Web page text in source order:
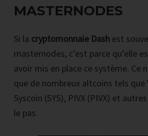
MASTERNODES
Si la cryptomonnaie Dash est
masternodes, c’est parce qu’elle
avoir mis en place ce système. Ce
que de nombreux altcoins tels que
Syscoin (SYS), PIVX (PIVX) et
le pas.